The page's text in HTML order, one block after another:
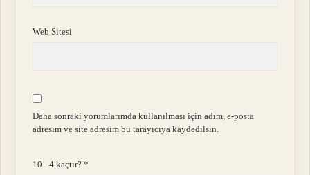
Web Sitesi
Daha sonraki yorumlarımda kullanılması için adım, e-posta
adresim ve site adresim bu tarayıcıya kaydedilsin.
10 - 4 kaçtır?*